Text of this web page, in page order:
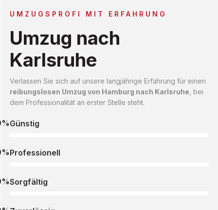
UMZUGSPROFI MIT ERFAHRUNG
Umzug nach
Karlsruhe
Verlassen Sie sich auf unsere langjährige Erfahrung für einen
reibungslosen Umzug von Hamburg nach Karlsruhe , bei
dem Professionalität an erster Stelle steht.
Günstig
Professionell
Sorgfältig